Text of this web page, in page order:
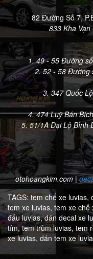
82 Đường Số 7,
833 Kha
1. 49 - 55 Đường
2. 52 - 58 Đường
3. 347 Quốc
4. 474 Luỹ Bán
5. 51/1A Đại Lộ Bình
otohoangkim.com |
TAGS: tem chế xe luvias,
tem xe luvias, tem xe chế
đấu luvias, dán decal xe
tím, tem trùm luvias, tem
xe luvias, dán tem xe